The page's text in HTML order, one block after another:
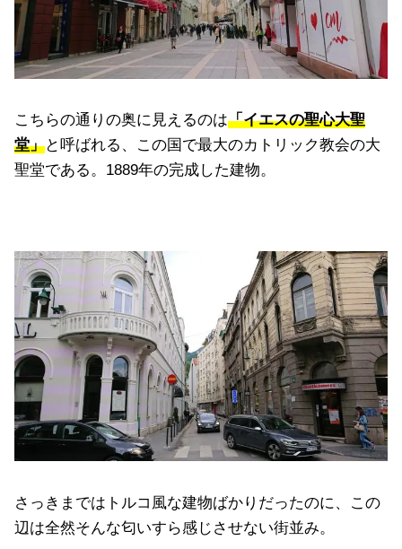
こちらの通りの奥に見えるのは「イエスの聖心大聖
堂」と呼ばれる、この国で最大のカトリック教会の大
聖堂である。1889年の完成した建物。
さっきまではトルコ風な建物ばかりだったのに、この
辺は全然そんな匂いすら感じさせない街並み。